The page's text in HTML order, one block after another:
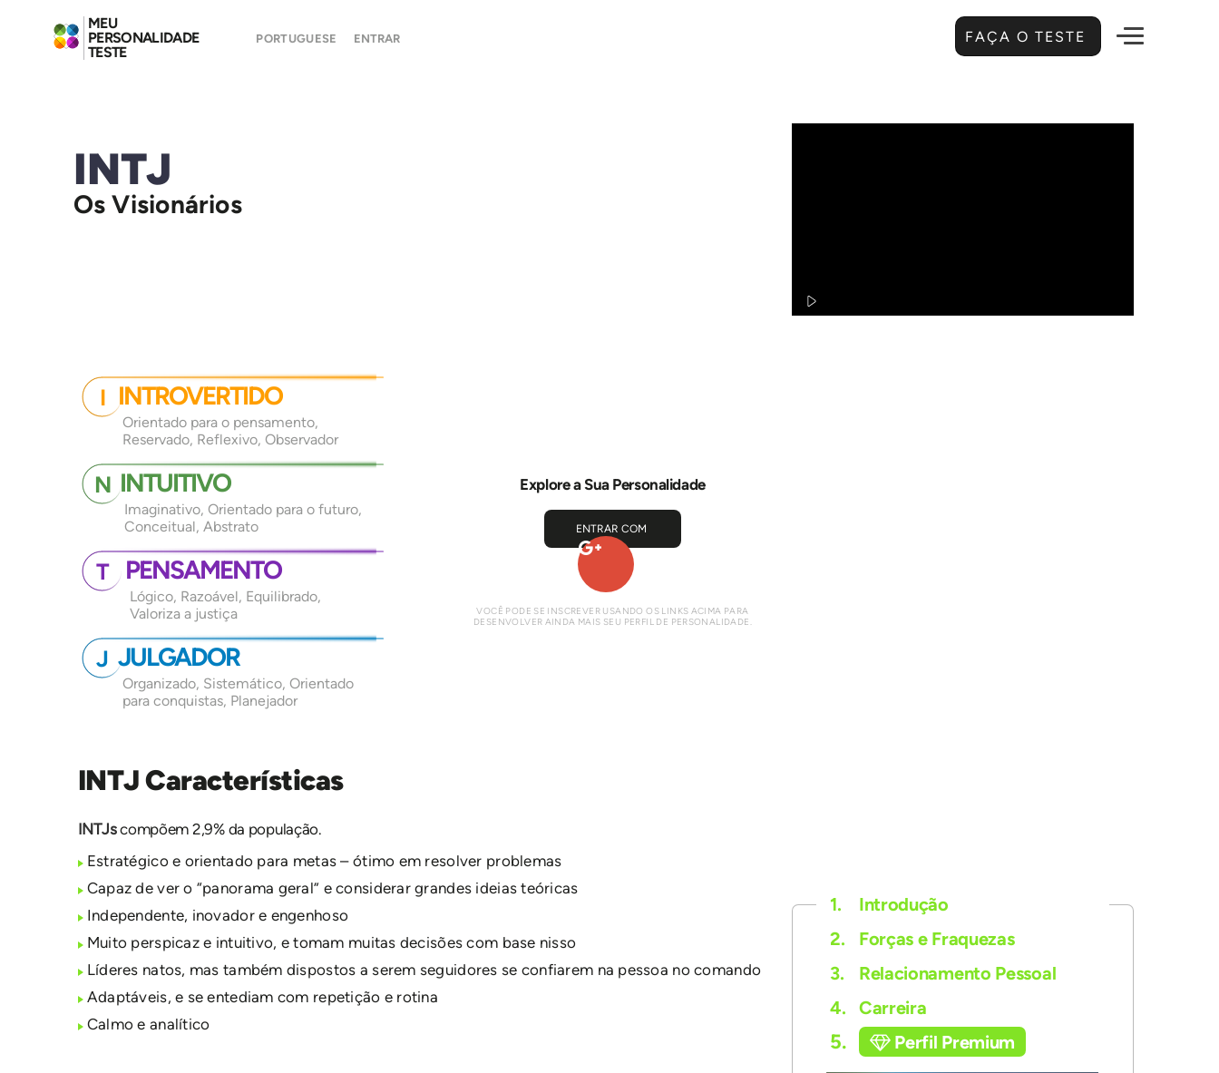
MEU
PERSONALIDADE
TESTE
PORTUGUESE ENTRAR FAÇA O TESTE
INTJ
Os Visionários
I INTROVERTIDO
Orientado para o pensamento,
Reservado, Reflexivo, Observador
N INTUITIVO
Imaginativo, Orientado para o futuro,
Conceitual, Abstrato
T PENSAMENTO
Lógico, Razoável, Equilibrado,
Valoriza a justiça
J JULGADOR
Organizado, Sistemático, Orientado
para conquistas, Planejador
Explore a Sua Personalidade
ENTRAR COM
VOCÊ PODE SE INSCREVER USANDO OS LINKS ACIMA PARA
DESENVOLVER AINDA MAIS SEU PERFIL DE PERSONALIDADE.
INTJ Características
INTJscompõem 2,9% da população.
Estratégico e orientado para metas – ótimo em resolver problemas
Capaz de ver o “panorama geral” e considerar grandes ideias teóricas
Independente, inovador e engenhoso
Muito perspicaz e intuitivo, e tomam muitas decisões com base nisso
Líderes natos, mas também dispostos a serem seguidores se confiarem na pessoa no comando
Adaptáveis, e se entediam com repetição e rotina
Calmo e analítico
1.
Introdução
2.
Forças e Fraquezas
3.
Relacionamento Pessoal
4.
Carreira
5. Perfil Premium